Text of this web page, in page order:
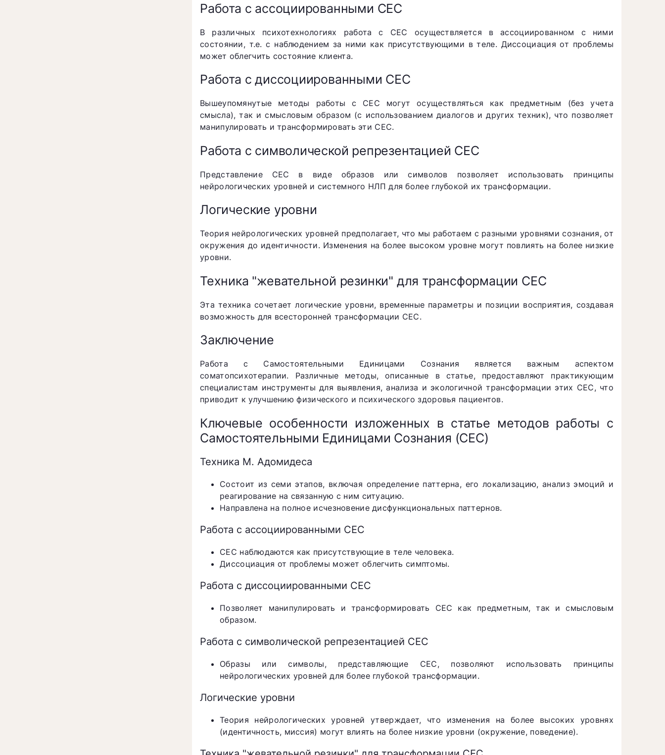
Работа с ассоциированными СЕС
В различных психотехнологиях работа с СЕС осуществляется в ассоциированном с ними
состоянии, т.е. с наблюдением за ними как присутствующими в теле. Диссоциация от проблемы
может облегчить состояние клиента.
Работа с диссоциированными СЕС
Вышеупомянутые методы работы с СЕС могут осуществляться как предметным (без учета
смысла), так и смысловым образом (с использованием диалогов и других техник), что позволяет
манипулировать и трансформировать эти СЕС.
Работа с символической репрезентацией СЕС
Представление СЕС в виде образов или символов позволяет использовать принципы
нейрологических уровней и системного НЛП для более глубокой их трансформации.
Логические уровни
Теория нейрологических уровней предполагает, что мы работаем с разными уровнями сознания, от
окружения до идентичности. Изменения на более высоком уровне могут повлиять на более низкие
уровни.
Техника "жевательной резинки" для трансформации СЕС
Эта техника сочетает логические уровни, временные параметры и позиции восприятия, создавая
возможность для всесторонней трансформации СЕС.
Заключение
Работа с Самостоятельными Единицами Сознания является важным аспектом
соматопсихотерапии. Различные методы, описанные в статье, предоставляют практикующим
специалистам инструменты для выявления, анализа и экологичной трансформации этих СЕС, что
приводит к улучшению физического и психического здоровья пациентов.
Ключевые особенности изложенных в статье методов работы с
Самостоятельными Единицами Сознания (СЕС)
Техника М. Адомидеса
Состоит из семи этапов, включая определение паттерна, его локализацию, анализ эмоций и
реагирование на связанную с ним ситуацию.
Направлена на полное исчезновение дисфункциональных паттернов.
Работа с ассоциированными СЕС
СЕС наблюдаются как присутствующие в теле человека.
Диссоциация от проблемы может облегчить симптомы.
Работа с диссоциированными СЕС
Позволяет манипулировать и трансформировать СЕС как предметным, так и смысловым
образом.
Работа с символической репрезентацией СЕС
Образы или символы, представляющие СЕС, позволяют использовать принципы
нейрологических уровней для более глубокой трансформации.
Логические уровни
Теория нейрологических уровней утверждает, что изменения на более высоких уровнях
(идентичность, миссия) могут влиять на более низкие уровни (окружение, поведение).